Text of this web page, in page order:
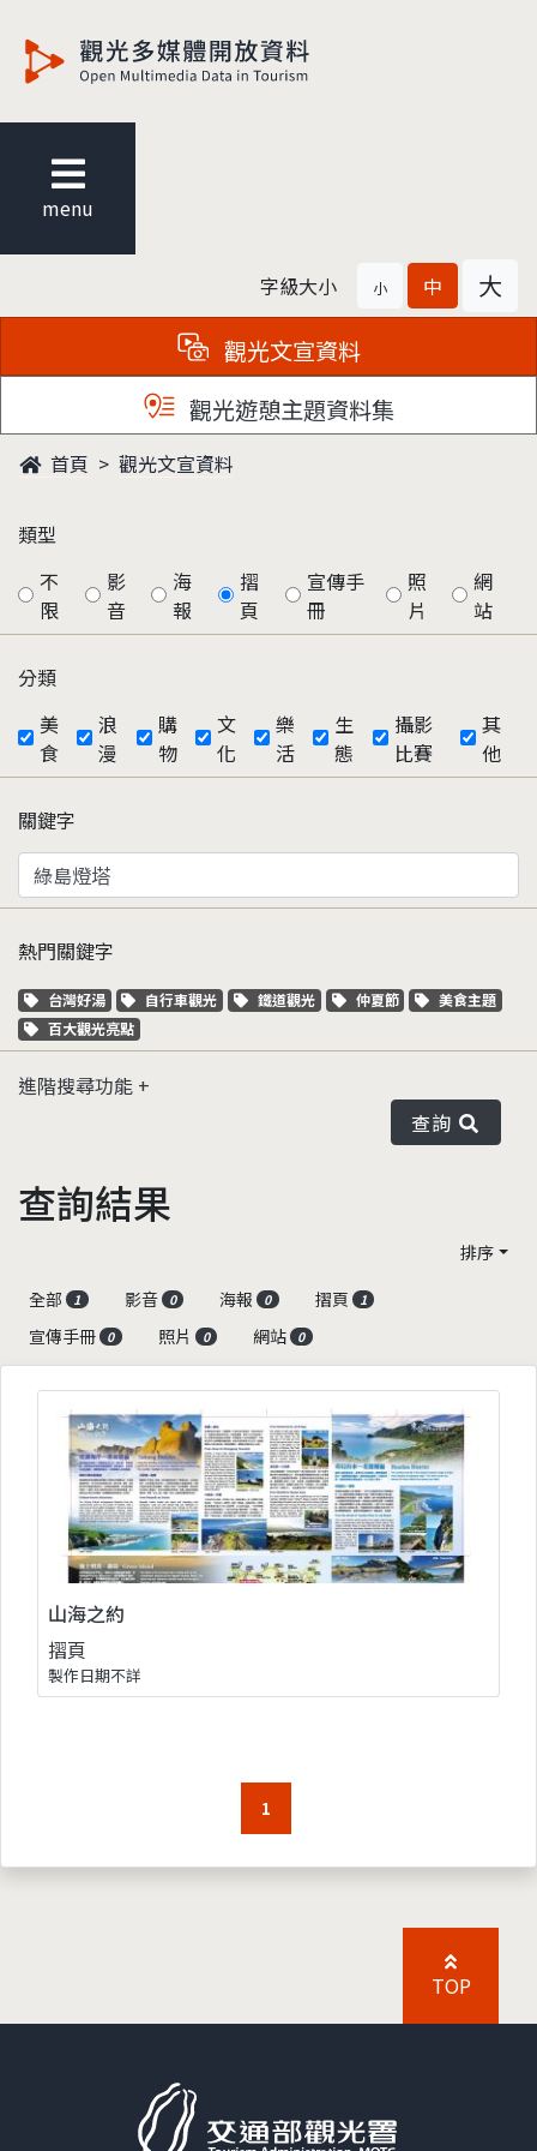
menu
字級大小 小 中 大
觀光文宣資料
觀光遊憩主題資料集
首頁 觀光文宣資料
類型
不
限
影
音
海
報
摺
頁
宣傳手
冊
照
片
網
站
分類
美
食
浪
漫
購
物
文
化
樂
活
生
態
攝影
比賽
其
他
關鍵字
熱門關鍵字
關鍵字標籤
台灣好湯 關鍵字標籤
自行車觀光 關鍵字標籤
鐵道觀光 關鍵字標籤
仲夏節 關鍵字標籤
美食主題
關鍵字標籤
百大觀光亮點
進階搜尋功能
查詢
查詢結果
排序
全部
1 影音 0 海報 0 摺頁 1
宣傳手冊 0 照片 0 網站 0
山海之約
摺頁
製作日期不詳
1
TOP